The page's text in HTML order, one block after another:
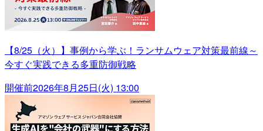
【8/25（火）】事例から学ぶ！ランサムウェア対策最前線～
今すぐ実践できる多重防御戦略
開催前2026年8月25日(火) 13:00